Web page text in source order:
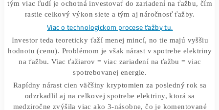
transakcií ostatných užívateľov danej siete. Keď stroj
kryptomenu v skutočnosti overuje správnosť a
transakcií z predošlého bloku. Čím viac cena kryptomeny
tým viac ľudí je ochotná investovať do zariadení na
rastie celkový výkon siete a tým aj náročnosť ťažby.
Viac o technologickom procese ťažby tu.
Investor teda teoreticky ťaží menej mincí, no tie majú
hodnotu (cenu). Problémom je však nárast v spotrebe
na ťažbu. Viac ťažiarov = viac zariadení na ťažbu =